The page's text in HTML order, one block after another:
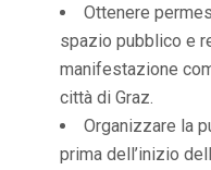
Ottenere
spazio pubblico e
manifestazione
città di Graz.
Organizzare la
prima dell’inizio